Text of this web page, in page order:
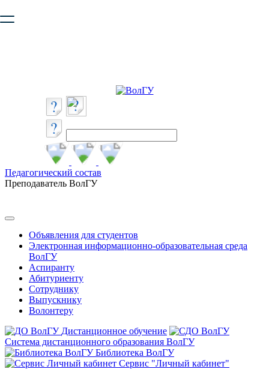
безопасную работу с сайтом. Пожалуйста
Педагогический состав
Преподаватель ВолГУ
Объявления для студентов
Электронная информационно-образовательная среда
ВолГУ
Аспиранту
Абитуриенту
Сотруднику
Выпускнику
Волонтеру
Дистанционное обучение
Система дистанционного образования ВолГУ
Библиотека ВолГУ
Сервис "Личный кабинет"